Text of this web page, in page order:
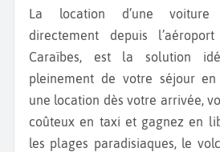
La location d’une voiture à Pointe-à-Pitre,
directement depuis
Caraïbes, est la solution
pleinement de votre séjour en
une location dès votre arrivée,
coûteux en taxi et gagnez en
les plages paradisiaques, le